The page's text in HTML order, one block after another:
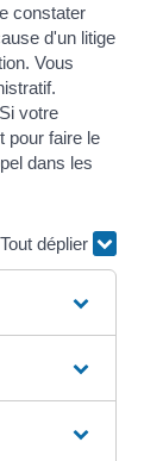
constater
d'un litige
Vous
votre
pour faire le
dans les
Tout déplier